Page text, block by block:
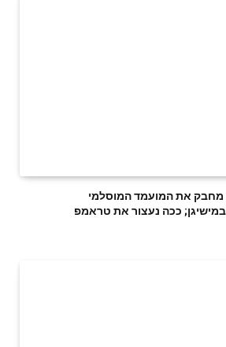
מחבק את המועמד המוסלמי
ככה נעצור את טראמפ